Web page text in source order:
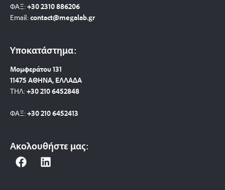
ΦΑΞ:+30 2310 886206
Email:contact@megalab.gr
Υποκατάστημα:
Μομφεράτου 131
11475 ΑΘΗΝΑ, ΕΛΛΑΔΑ
ΤΗΛ:+30 210 6452848
ΦΑΞ:+30 210 6452413
Ακολουθήστε μας:
F
L